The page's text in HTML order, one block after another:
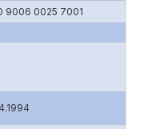
9006 0025 7001